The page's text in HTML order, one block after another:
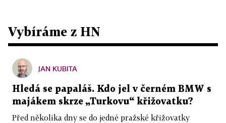
Vybíráme z HN
JAN KUBITA
Hledá se papaláš. Kdo jel v černém BMW s
majákem skrze „Turkovu“ křižovatku?
Před několika dny se do jedné pražské křižovatky